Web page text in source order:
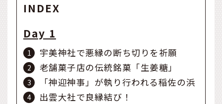
INDEX
Day 1
宇美神社で悪縁の断ち切りを祈願
老舗菓子店の伝統銘菓「生姜糖」
「神迎神事」が執り行われる稲佐の浜
出雲大社で良縁結び！